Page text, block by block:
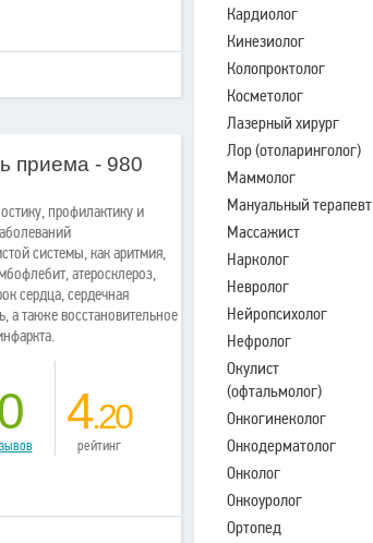
приема - 980
профилактику и
системы, как аритмия,
атеросклероз,
сердца, сердечная
а также восстановительное
4.20
рейтинг
Кардиолог
Кинезиолог
Колопроктолог
Косметолог
Лазерный хирург
Лор (отоларинголог)
Маммолог
Мануальный терапевт
Массажист
Нарколог
Невролог
Нейропсихолог
Нефролог
Окулист
(офтальмолог)
Онкогинеколог
Онкодерматолог
Онколог
Онкоуролог
Ортопед